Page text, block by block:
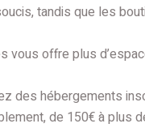
tandis que les
vous offre plus
des hébergements
de 150€ à plus